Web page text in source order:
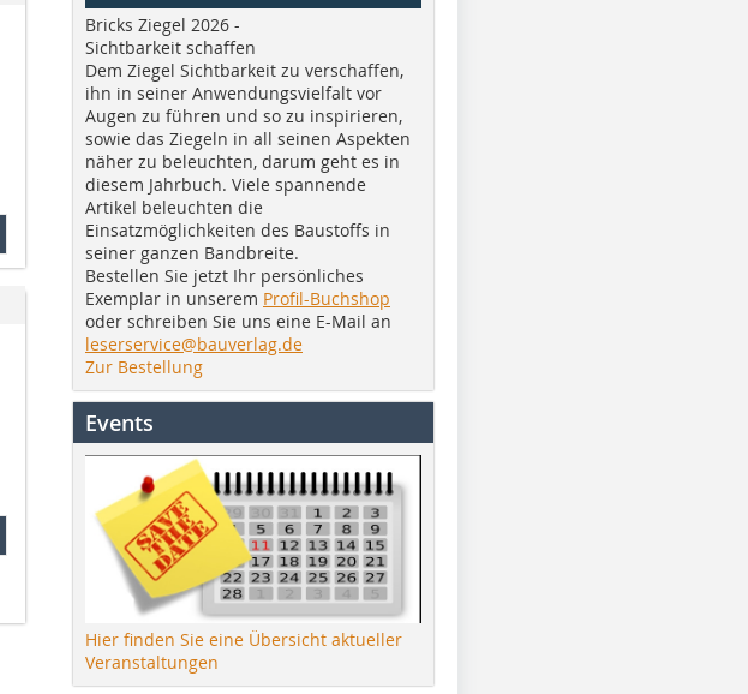
Bricks Ziegel 2026 -
Sichtbarkeit schaffen
Dem Ziegel Sichtbarkeit zu verschaffen,
ihn in seiner Anwendungsvielfalt vor
Augen zu führen und so zu inspirieren,
sowie das Ziegeln in all seinen Aspekten
näher zu beleuchten, darum geht es in
diesem Jahrbuch. Viele spannende
Artikel beleuchten die
Einsatzmöglichkeiten des Baustoffs in
seiner ganzen Bandbreite.
Bestellen Sie jetzt Ihr persönliches
Exemplar in unserem Profil-Buchshop
oder schreiben Sie uns eine E-Mail an
leserservice@bauverlag.de
Zur Bestellung
Events
Hier finden Sie eine Übersicht aktueller
Veranstaltungen